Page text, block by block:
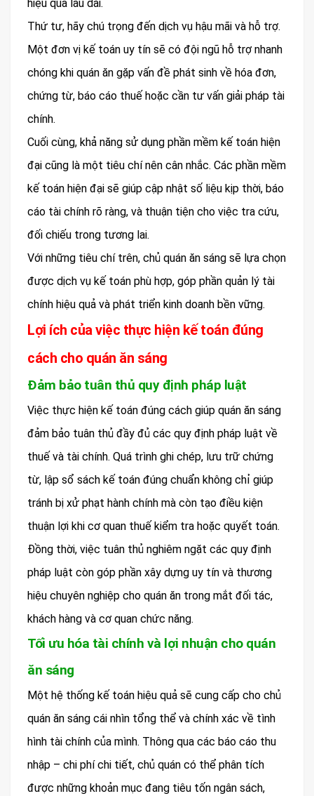
hiệu quả lâu dài.
Thứ tư, hãy chú trọng đến dịch vụ hậu mãi và hỗ trợ.
Một đơn vị kế toán uy tín sẽ có đội ngũ hỗ trợ nhanh
chóng khi quán ăn gặp vấn đề phát sinh về hóa đơn,
chứng từ, báo cáo thuế hoặc cần tư vấn giải pháp tài
chính.
Cuối cùng, khả năng sử dụng phần mềm kế toán hiện
đại cũng là một tiêu chí nên cân nhắc. Các phần mềm
kế toán hiện đại sẽ giúp cập nhật số liệu kịp thời, báo
cáo tài chính rõ ràng, và thuận tiện cho việc tra cứu,
đối chiếu trong tương lai.
Với những tiêu chí trên, chủ quán ăn sáng sẽ lựa chọn
được dịch vụ kế toán phù hợp, góp phần quản lý tài
chính hiệu quả và phát triển kinh doanh bền vững.
Lợi ích của việc thực hiện kế toán đúng
cách cho quán ăn sáng
Đảm bảo tuân thủ quy định pháp luật
Việc thực hiện kế toán đúng cách giúp quán ăn sáng
đảm bảo tuân thủ đầy đủ các quy định pháp luật về
thuế và tài chính. Quá trình ghi chép, lưu trữ chứng
từ, lập sổ sách kế toán đúng chuẩn không chỉ giúp
tránh bị xử phạt hành chính mà còn tạo điều kiện
thuận lợi khi cơ quan thuế kiểm tra hoặc quyết toán.
Đồng thời, việc tuân thủ nghiêm ngặt các quy định
pháp luật còn góp phần xây dựng uy tín và thương
hiệu chuyên nghiệp cho quán ăn trong mắt đối tác,
khách hàng và cơ quan chức năng.
Tối ưu hóa tài chính và lợi nhuận cho quán
ăn sáng
Một hệ thống kế toán hiệu quả sẽ cung cấp cho chủ
quán ăn sáng cái nhìn tổng thể và chính xác về tình
hình tài chính của mình. Thông qua các báo cáo thu
nhập – chi phí chi tiết, chủ quán có thể phân tích
được những khoản mục đang tiêu tốn ngân sách,